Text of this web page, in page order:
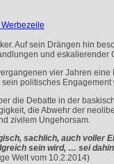
Auf sein Drängen hin
und eskalierender
vier Jahren
politisches
die Debatte in der
die Abwehr der
zivilem Ungehorsam.
sachlich, auch voller
sein wird, … sei
Welt vom 10.2.2014)